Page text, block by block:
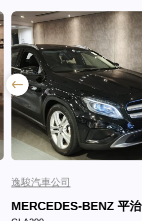
逸駿汽車公司
MERCEDES-BENZ 平治